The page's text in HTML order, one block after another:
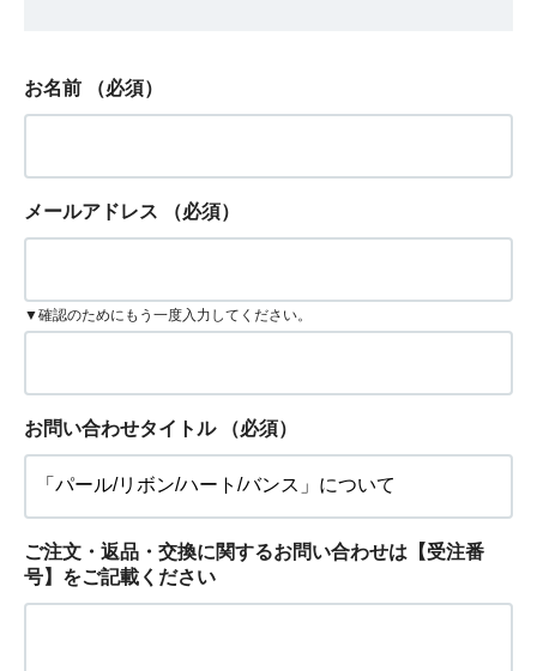
お名前 （必須）
メールアドレス （必須）
▼確認のためにもう一度入力してください。
お問い合わせタイトル （必須）
ご注文・返品・交換に関するお問い合わせは【受注番
号】をご記載ください